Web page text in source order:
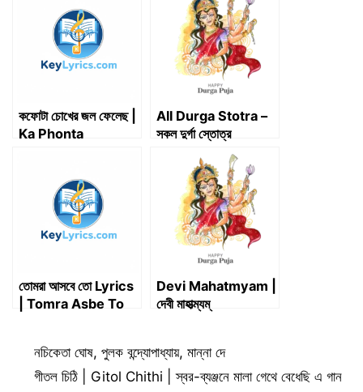
k
কফোটা চোখের জল ফেলেছ |
Ka Phonta
All Durga Stotra –
সকল দুর্গা স্তোত্র
তোমরা আসবে তো Lyrics
| Tomra Asbe To
Devi Mahatmyam |
দেবী মাহাত্ম্যম্
Categories
নচিকেতা ঘোষ,পুলক বন্দ্যোপাধ্যায়,মান্না দে
গীতল চিঠি | Gitol Chithi | স্বর-ব্যঞ্জনে মালা গেথে বেধেছি এ গান